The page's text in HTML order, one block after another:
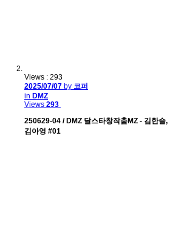
Views : 293
2025/07/07 by 코퍼
in DMZ
Views 293
250629-04 / DMZ 달스타창작춤MZ - 김한슬,
김아영 #01